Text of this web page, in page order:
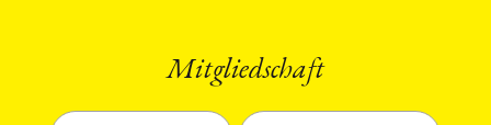
Mitgliedschaft